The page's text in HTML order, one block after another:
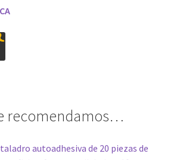
recomendamos…